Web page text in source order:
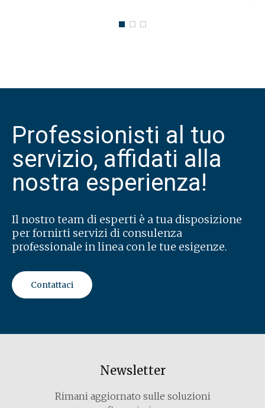
magazzino possono trasformarsi in una fonte di
Professionisti al tuo
servizio, affidati alla
nostra esperienza!
Il nostro team di esperti è a tua disposizione
per fornirti servizi di consulenza
professionale in linea con le tue esigenze.
Contattaci
Newsletter
Rimani aggiornato sulle soluzioni